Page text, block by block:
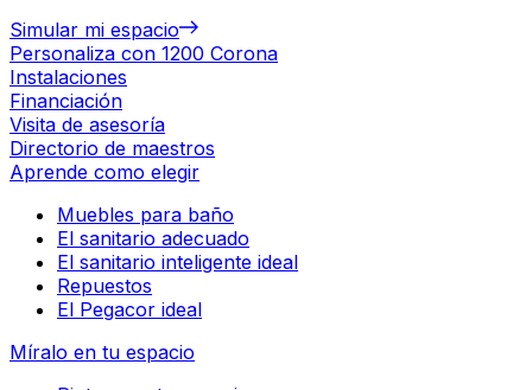
Simular mi espacio
Personaliza con 1200 Corona
Instalaciones
Financiación
Visita de asesoría
Directorio de maestros
Aprende como elegir
Muebles para baño
El sanitario adecuado
El sanitario inteligente ideal
Repuestos
El Pegacor ideal
Míralo en tu espacio